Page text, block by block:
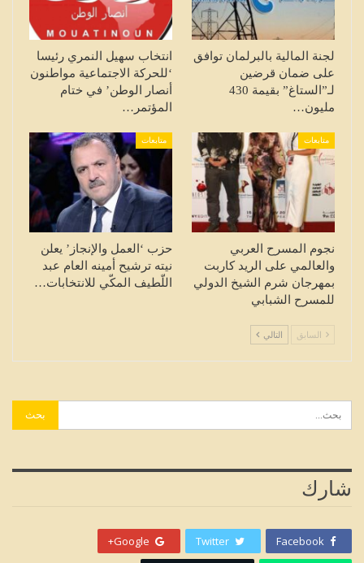
لجنة المالية بالبرلمان توافق
على ضمان قرضين
لـ”الستاغ” بقيمة 430
مليون…
انتخاب سهيل النمري رئيسا
‘للحركة الاجتماعية مواطنون
أنصار الوطن’ في ختام
المؤتمر…
متابعات
نجوم المسرح العربي
والعالمي على الريد كاربت
بمهرجان شرم الشيخ الدولي
للمسرح الشبابي
متابعات
حزب ‘العمل والإنجاز’ يعلن
نيته ترشيح أمينه العام عبد
اللّطيف المكّي للانتخابات…
السابق التالي
شارك
Facebook
Twitter
Google+